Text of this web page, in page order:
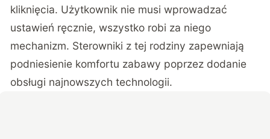
kliknięcia. Użytkownik nie musi wprowadzać
ustawień ręcznie, wszystko robi za niego
mechanizm. Sterowniki z tej rodziny zapewniają
podniesienie komfortu zabawy poprzez dodanie
obsługi najnowszych technologii.